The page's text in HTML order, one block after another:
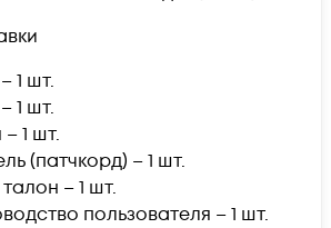
1 шт.
1 шт.
1 шт.
(патчкорд) – 1 шт.
– 1 шт.
пользователя – 1 шт.